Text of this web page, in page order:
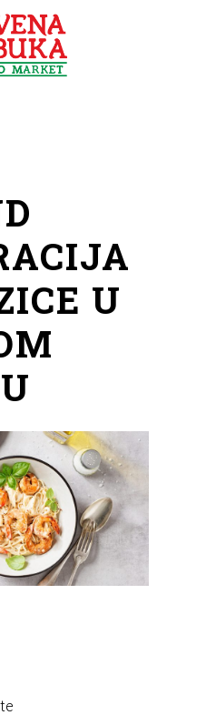
U